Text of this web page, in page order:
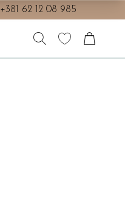
+381 62 12 08 985